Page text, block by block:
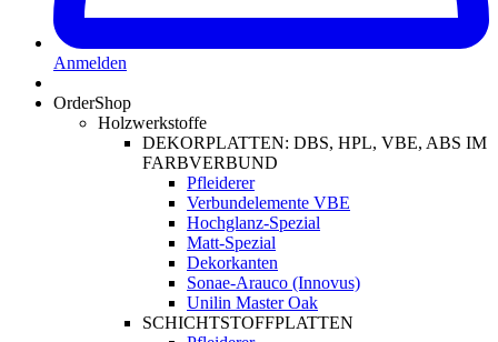
Anmelden
OrderShop
Holzwerkstoffe
DEKORPLATTEN: DBS, HPL, VBE, ABS IM
FARBVERBUND
Pfleiderer
Verbundelemente VBE
Hochglanz-Spezial
Matt-Spezial
Dekorkanten
Sonae-Arauco (Innovus)
Unilin Master Oak
SCHICHTSTOFFPLATTEN